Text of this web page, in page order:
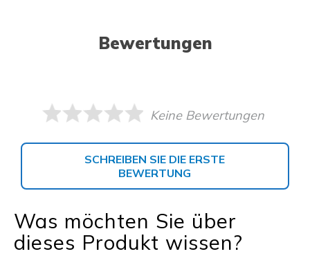
Bewertungen
Keine Bewertungen
SCHREIBEN SIE DIE ERSTE
BEWERTUNG
Was möchten Sie über
dieses Produkt wissen?